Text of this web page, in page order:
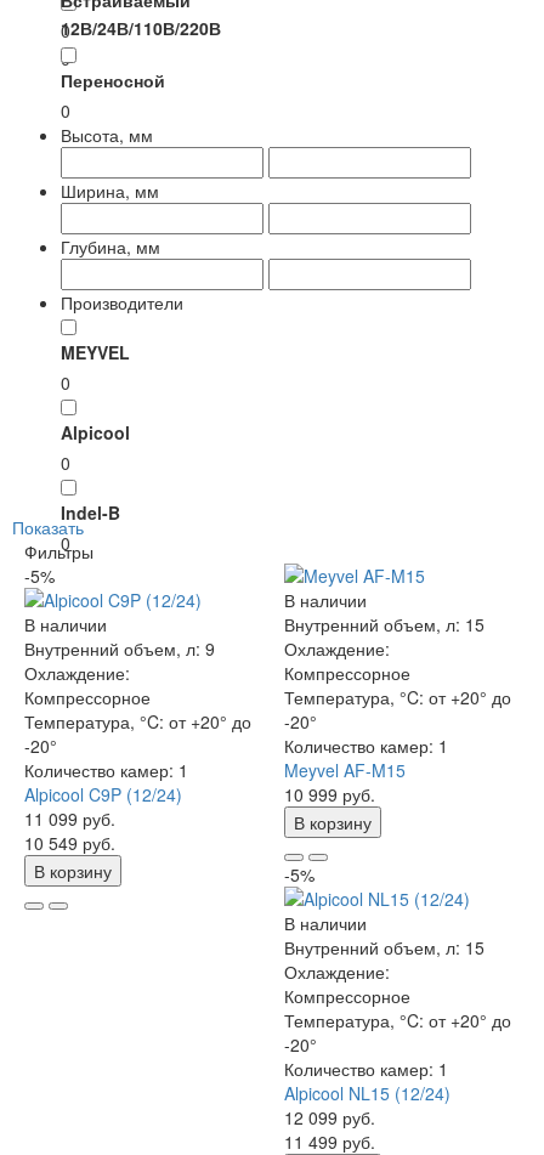
12В/24В/110В/220В
0
0
Переносной
0
Высота, мм
Ширина, мм
Глубина, мм
Производители
MEYVEL
0
Alpicool
0
Indel-B
0
Показать
Фильтры
-5%
В наличии
Внутренний объем, л: 9
Охлаждение:
Компрессорное
Температура, °C: от +20° до
-20°
Количество камер: 1
Alpicool C9P (12/24)
11 099 руб.
10 549 руб.
В корзину
В наличии
Внутренний объем, л: 15
Охлаждение:
Компрессорное
Температура, °C: от +20° до
-20°
Количество камер: 1
Meyvel AF-M15
10 999 руб.
В корзину
-5%
В наличии
Внутренний объем, л: 15
Охлаждение:
Компрессорное
Температура, °C: от +20° до
-20°
Количество камер: 1
Alpicool NL15 (12/24)
12 099 руб.
11 499 руб.